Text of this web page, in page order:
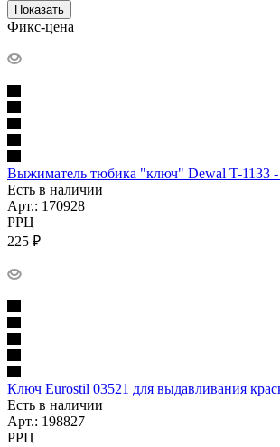
Показать
Фикс-цена
Выжиматель тюбика "ключ" Dewal T-1133 -
Есть в наличии
Арт.: 170928
РРЦ
225 ₽
Ключ Eurostil 03521 для выдавливания
Есть в наличии
Арт.: 198827
РРЦ